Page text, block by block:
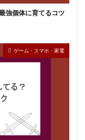
強個体に育てるコツ
ゲーム・スマホ・家電